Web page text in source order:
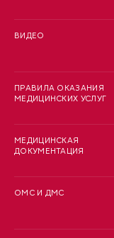
ВИДЕО
ПРАВИЛА ОКАЗАНИЯ
МЕДИЦИНСКИХ УСЛУГ
МЕДИЦИНСКАЯ
ДОКУМЕНТАЦИЯ
ОМС И ДМС